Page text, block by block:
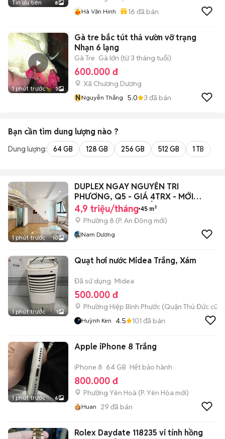
Tin ưu tiên 8
Hà Văn Hinh 16 đã bán
1 phút trước 3
Gà tre bắc tút thả vườn vỡ trạng
Nhạn 6 lạng
Gà Tre Gà lớn (từ 3 tháng tuổi)
600.000 đ
Xã Chương Dương
NNguyễn Thắng 5.0 3 đã bán
Bạn cần tìm dung lượng nào ?
Dung lượng: 64 GB 128 GB 256 GB 512 GB 1 TB
1 phút trước 10
DUPLEX NGAY NGUYỄN TRI
PHƯƠNG, Q5 - GIÁ 4TRX - MỚI
RỘNG FULL NỘI THẤT
4,9 triệu/tháng 45 m²
Phường 8 (P. An Đông mới)
Nam Dương
1 phút trước 1
Quạt hơi nước Midea Trắng, Xám
Đã sử dụng Midea
500.000 đ
Phường Hiệp Bình Phước (Quận Thủ Đức cũ)
Huỳnh Ken 4.5 101 đã bán
1 phút trước 6
Apple iPhone 8 Trắng
iPhone 8 64 GB Hết bảo hành
800.000 đ
Phường Yên Hoà (P. Yên Hòa mới)
Huan 29 đã bán
Rolex Daydate 118235 vi tính hồng